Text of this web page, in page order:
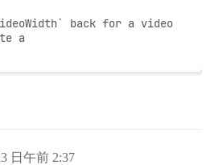
back for a video
a
日午前 2:37